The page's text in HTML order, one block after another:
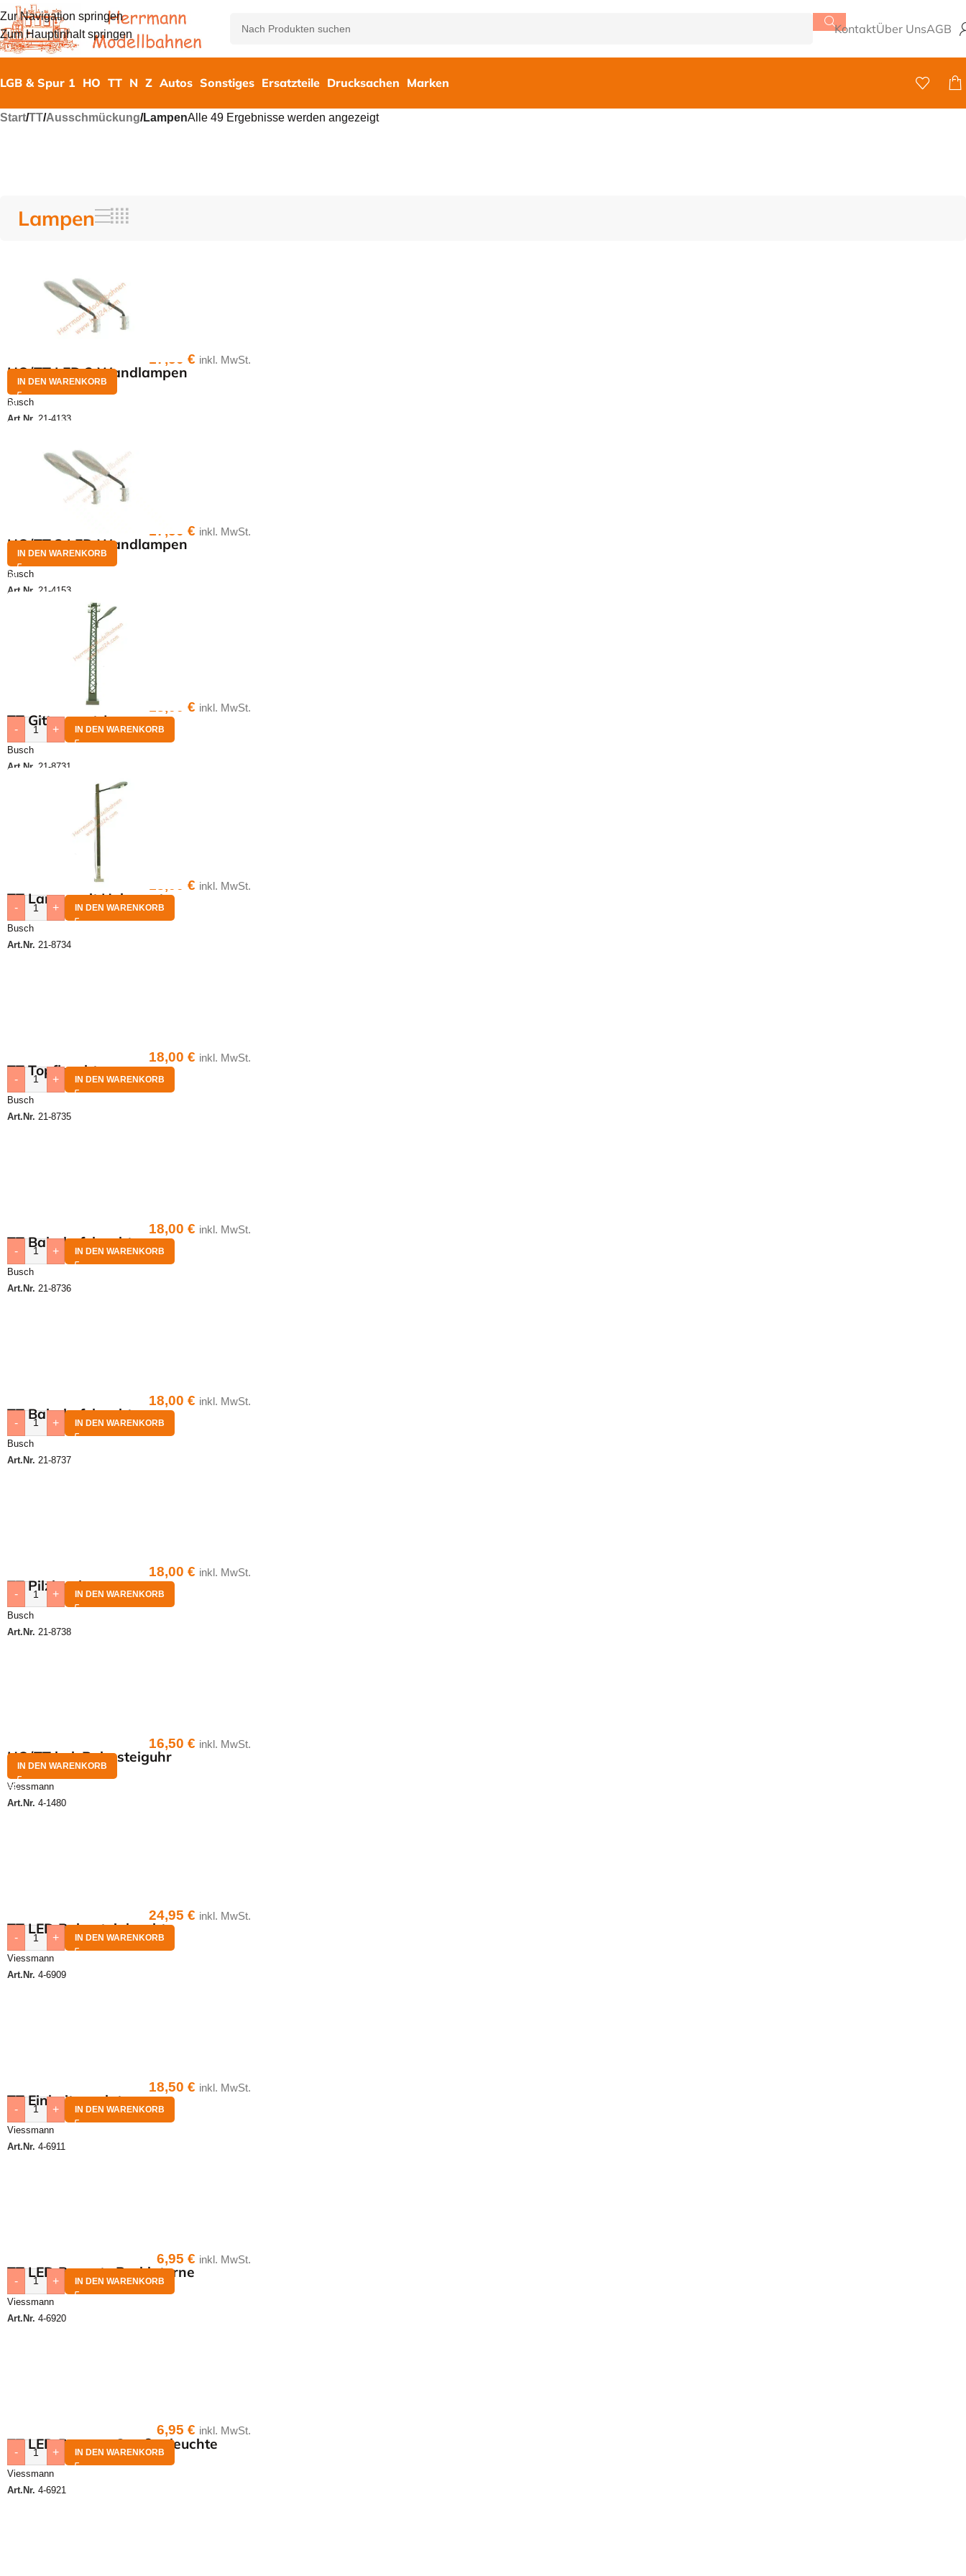
Zur Navigation springen
Zum Hauptinhalt springen
KontaktÜber UnsAGB
LGB & Spur 1 HO TT N Z Autos Sonstiges Ersatzteile Drucksachen Marken
Start/TT/Ausschmückung/LampenAlle 49 Ergebnisse werden angezeigt
Lampen
HO/TT LED 2 Wandlampen
Busch
Art.Nr. 21-4133
17,50€ inkl. MwSt.
IN DEN WARENKORB
HO/TT 2 LED Wandlampen
Busch
Art.Nr. 21-4153
17,50€ inkl. MwSt.
IN DEN WARENKORB
TT Gittermast-Lampe
Busch
Art.Nr. 21-8731
18,00€ inkl. MwSt.
-
+ IN DEN WARENKORB
TT Lampe mit Holzmast
Busch
Art.Nr. 21-8734
18,00€ inkl. MwSt.
-
+ IN DEN WARENKORB
TT Topfleuchte
Busch
Art.Nr. 21-8735
18,00€ inkl. MwSt.
-
+ IN DEN WARENKORB
TT Bahnhofsleuchte
Busch
Art.Nr. 21-8736
18,00€ inkl. MwSt.
-
+ IN DEN WARENKORB
TT Bahnhofsleuchte
Busch
Art.Nr. 21-8737
18,00€ inkl. MwSt.
-
+ IN DEN WARENKORB
TT Pilzleuchte
Busch
Art.Nr. 21-8738
18,00€ inkl. MwSt.
-
+ IN DEN WARENKORB
HO/TT bel. Bahnsteiguhr
Viessmann
Art.Nr. 4-1480
16,50€ inkl. MwSt.
IN DEN WARENKORB
TT LED Bahnsteigleuchte
Viessmann
Art.Nr. 4-6909
24,95€ inkl. MwSt.
-
+ IN DEN WARENKORB
TT Einheitsgaslaterne
Viessmann
Art.Nr. 4-6911
18,50€ inkl. MwSt.
-
+ IN DEN WARENKORB
TT LED Bausatz Parklaterne
Viessmann
Art.Nr. 4-6920
6,95€ inkl. MwSt.
-
+ IN DEN WARENKORB
TT LED Bausatz Straßenleuchte
Viessmann
Art.Nr. 4-6921
6,95€ inkl. MwSt.
-
+ IN DEN WARENKORB